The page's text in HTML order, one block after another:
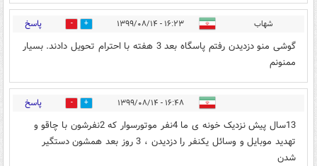
شهاب ۱۶:۲۳ - ۱۳۹۹/۰۸/۱۴ 5 پاسخ
گوشی منو دزدیدن رفتم پاسگاه بعد 3 هفته با احترام تحویل دادند. بسیار
ممنونم
۱۶:۴۸ - ۱۳۹۹/۰۸/۱۴ 4 پاسخ
13سال پیش نزدیک خونه ی ما 4نفر موتورسوار که ‌2نفرشون با چاقو و
تهدید موبایل و وسائل یکنفر را دزدیدن ، 3 روز بعد همشون دستگیر
شدن